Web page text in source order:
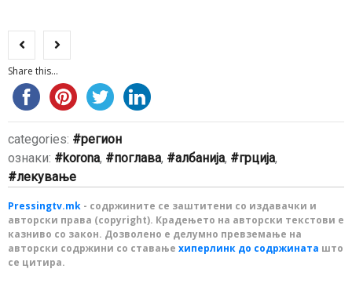
Share this...
categories:
регион
ознаки:
korona, поглава, албанија, грција,
лекување
Pressingtv.mk - содржините се заштитени со издавачки и
авторски права (copyright). Крадењето на авторски текстови е
казниво со закон. Дозволено е делумно превземање на
авторски содржини со ставање хиперлинк до содржината што
се цитира.